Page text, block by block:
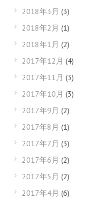
2018年3月 (3)
2018年2月 (1)
2018年1月 (2)
2017年12月 (4)
2017年11月 (3)
2017年10月 (3)
2017年9月 (2)
2017年8月 (1)
2017年7月 (3)
2017年6月 (2)
2017年5月 (2)
2017年4月 (6)